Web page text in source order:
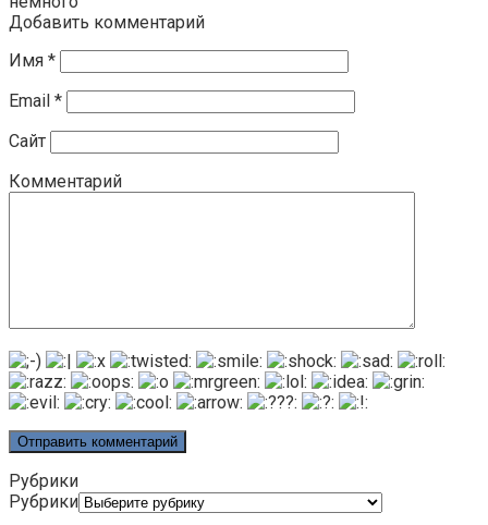
Добавить комментарий
Имя *
Email *
Сайт
Комментарий
Рубрики
Рубрики